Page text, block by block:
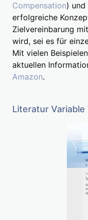
Compensation) und
erfolgreiche
Zielvereinbarung
wird, sei es für
Mit vielen
aktuellen
Amazon.
Literatur